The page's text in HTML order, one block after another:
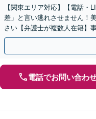
【関東エリア対応】【電話・
差」と言い逃れさせません！
さい【弁護士が複数人在籍】
返金・賠償請求をサポートい
電話でお問い合わ